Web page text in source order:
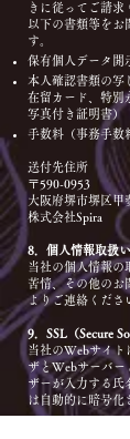
きに従ってご請求
以下の書類等をお
す。
保有個人データ開
本人確認書類の写
在留カード、特別
写真付き証明書）
手数料（事務手数
送付先住所
〒590-0953
大阪府堺市堺区甲
株式会社Spira
8．個人情報取扱
当社の個人情報の
苦情、その他のお
よりご連絡くださ
9．SSL（Secure
当社のWebサイト
ザとWebサーバー
ザーが入力する氏
は自動的に暗号化